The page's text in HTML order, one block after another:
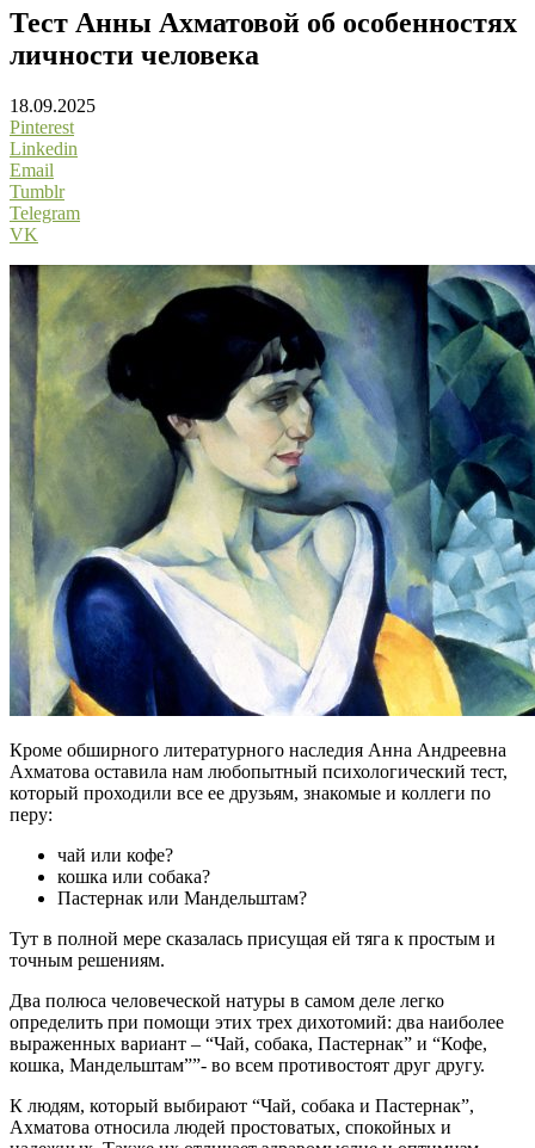
Тест Анны Ахматовой об особенностях
личности человека
18.09.2025
Pinterest
Linkedin
Email
Tumblr
Telegram
VK
Кроме обширного литературного наследия Анна Андреевна
Ахматова оставила нам любопытный психологический тест,
который проходили все ее друзьям, знакомые и коллеги по
перу:
чай или кофе?
кошка или собака?
Пастернак или Мандельштам?
Тут в полной мере сказалась присущая ей тяга к простым и
точным решениям.
Два полюса человеческой натуры в самом деле легко
определить при помощи этих трех дихотомий: два наиболее
выраженных вариант – “Чай, собака, Пастернак” и “Кофе,
кошка, Мандельштам””- во всем противостоят друг другу.
К людям, который выбирают “Чай, собака и Пастернак”,
Ахматова относила людей простоватых, спокойных и